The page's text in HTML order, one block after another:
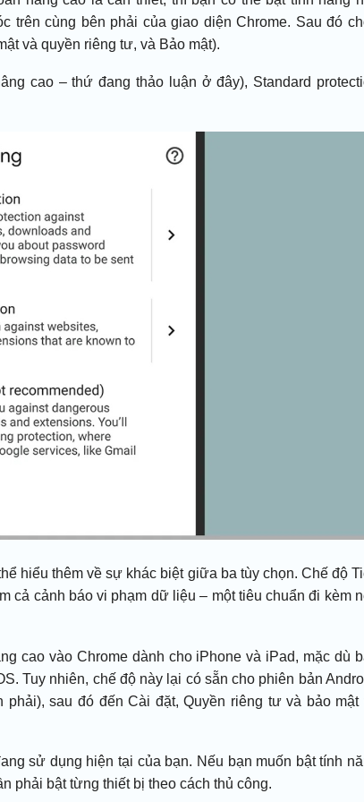
trên cùng bên phải của giao diện Chrome. Sau đó
và quyền riêng tư, và Bảo mật).
cao – thứ đang thảo luận ở đây), Standard
hiểu thêm về sự khác biệt giữa ba tùy chọn. Chế độ
cả cảnh báo vi phạm dữ liệu – một tiêu chuẩn đi kèm
cao vào Chrome dành cho iPhone và iPad, mặc dù
Tuy nhiên, chế độ này lại có sẵn cho phiên bản
sau đó đến Cài đặt, Quyền riêng tư và bảo mật
sử dụng hiện tại của bạn. Nếu bạn muốn bật tính
phải bật từng thiết bị theo cách thủ công.